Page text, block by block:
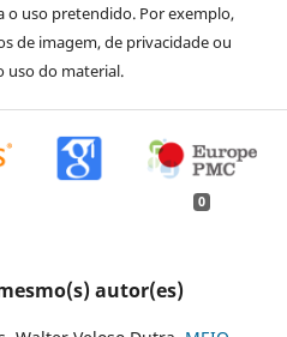
o uso pretendido. Por exemplo,
de imagem, de privacidade ou
uso do material.
0
autor(es)